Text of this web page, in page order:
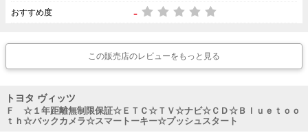
おすすめ度 -
この販売店のレビューをもっと見る
トヨタ ヴィッツ
Ｆ ☆１年距離無制限保証☆ＥＴＣ☆ＴＶ☆ナビ☆ＣＤ☆Ｂｌｕｅｔｏｏ
ｔｈ☆バックカメラ☆スマートーキー☆プッシュスタート